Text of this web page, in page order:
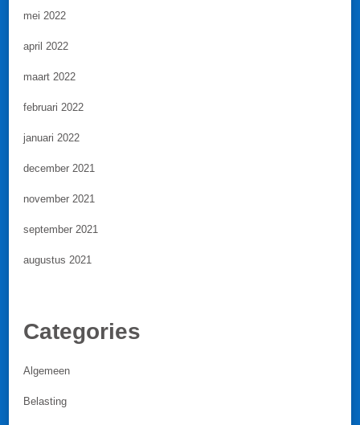
mei 2022
april 2022
maart 2022
februari 2022
januari 2022
december 2021
november 2021
september 2021
augustus 2021
Categories
Algemeen
Belasting